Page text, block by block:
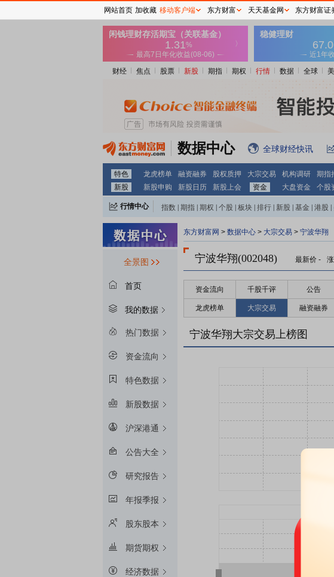
财经 焦点 股票 新股 期指 期权 行情 数据 全球
数据中心 全球财经快讯
特色 龙虎榜单 融资融券 股权质押 大宗交易 机构调研 期指
新股
新股申购 新股日历 新股上会 资金 大盘资金 个股
行情中心 指数 期指 期权 个股 板块 排行 新股 基金 港股
全景图
首页
我的数据
热门数据
资金流向
特色数据
新股数据
沪深港通
公告大全
研究报告
年报季报
股东股本
期货期权
经济数据
东方财富网 > 数据中心 > 大宗交易 > 宁波华翔
宁波华翔(002048) 最新价 -
资金流向 千股千评 公告
龙虎榜单 大宗交易 融资融券
宁波华翔大宗交易上榜图
网站首页 加收藏 移动客户端 东方财富 天天基金网 东方财富证